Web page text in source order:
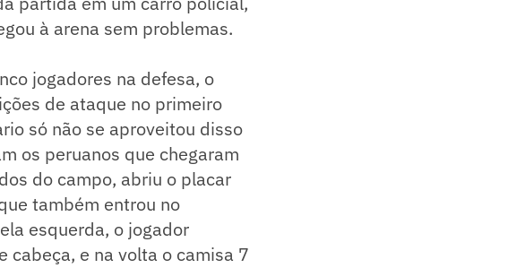
à arena sem problemas.
jogadores na defesa, o
de ataque no primeiro
só não se aproveitou disso
os peruanos que chegaram
do campo, abriu o placar
também entrou no
esquerda, o jogador
cabeça, e na volta o camisa 7